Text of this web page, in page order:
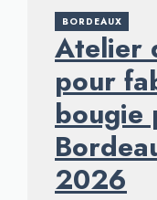
BORDEAUX
Atelier
pour
bougie
2026